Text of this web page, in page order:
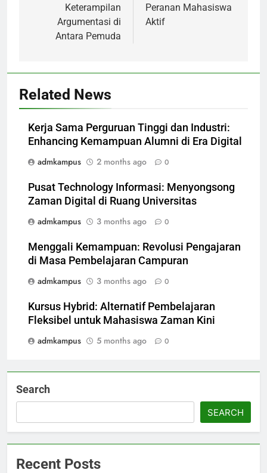
Keterampilan
Argumentasi di
Antara Pemuda
Peranan Mahasiswa
Aktif
Related News
Kerja Sama Perguruan Tinggi dan Industri:
Enhancing Kemampuan Alumni di Era Digital
admkampus
2 months ago 0
Pusat Technology Informasi: Menyongsong
Zaman Digital di Ruang Universitas
admkampus
3 months ago 0
Menggali Kemampuan: Revolusi Pengajaran
di Masa Pembelajaran Campuran
admkampus
3 months ago 0
Kursus Hybrid: Alternatif Pembelajaran
Fleksibel untuk Mahasiswa Zaman Kini
admkampus
5 months ago 0
Search
SEARCH
Recent Posts